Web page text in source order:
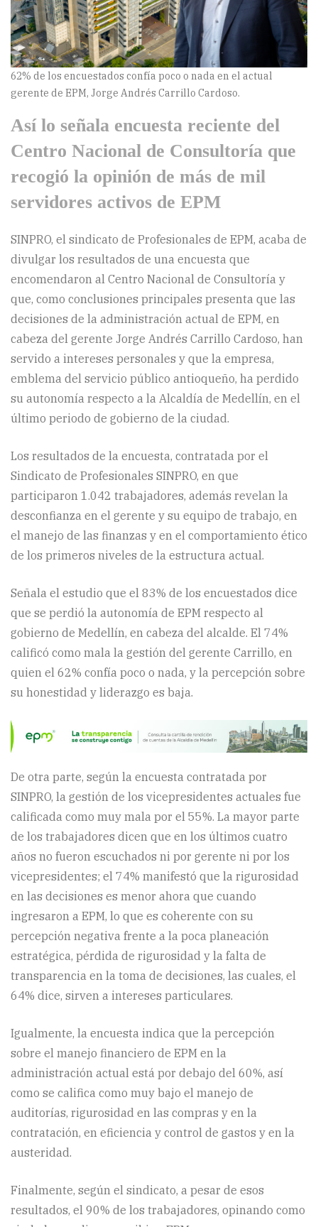
62% de los encuestados confía poco o nada en el actual
gerente de EPM, Jorge Andrés Carrillo Cardoso.
Así lo señala encuesta reciente del
Centro Nacional de Consultoría que
recogió la opinión de más de mil
servidores activos de EPM
SINPRO, el sindicato de Profesionales de EPM, acaba de
divulgar los resultados de una encuesta que
encomendaron al Centro Nacional de Consultoría y
que, como conclusiones principales presenta que las
decisiones de la administración actual de EPM, en
cabeza del gerente Jorge Andrés Carrillo Cardoso, han
servido a intereses personales y que la empresa,
emblema del servicio público antioqueño, ha perdido
su autonomía respecto a la Alcaldía de Medellín, en el
último periodo de gobierno de la ciudad.
Los resultados de la encuesta, contratada por el
Sindicato de Profesionales SINPRO, en que
participaron 1.042 trabajadores, además revelan la
desconfianza en el gerente y su equipo de trabajo, en
el manejo de las finanzas y en el comportamiento ético
de los primeros niveles de la estructura actual.
Señala el estudio que el 83% de los encuestados dice
que se perdió la autonomía de EPM respecto al
gobierno de Medellín, en cabeza del alcalde. El 74%
calificó como mala la gestión del gerente Carrillo, en
quien el 62% confía poco o nada, y la percepción sobre
su honestidad y liderazgo es baja.
De otra parte, según la encuesta contratada por
SINPRO, la gestión de los vicepresidentes actuales fue
calificada como muy mala por el 55%. La mayor parte
de los trabajadores dicen que en los últimos cuatro
años no fueron escuchados ni por gerente ni por los
vicepresidentes; el 74% manifestó que la rigurosidad
en las decisiones es menor ahora que cuando
ingresaron a EPM, lo que es coherente con su
percepción negativa frente a la poca planeación
estratégica, pérdida de rigurosidad y la falta de
transparencia en la toma de decisiones, las cuales, el
64% dice, sirven a intereses particulares.
Igualmente, la encuesta indica que la percepción
sobre el manejo financiero de EPM en la
administración actual está por debajo del 60%, así
como se califica como muy bajo el manejo de
auditorías, rigurosidad en las compras y en la
contratación, en eficiencia y control de gastos y en la
austeridad.
Finalmente, según el sindicato, a pesar de esos
resultados, el 90% de los trabajadores, opinando como